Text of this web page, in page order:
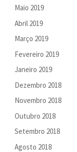
Maio 2019
Abril 2019
Março 2019
Fevereiro 2019
Janeiro 2019
Dezembro 2018
Novembro 2018
Outubro 2018
Setembro 2018
Agosto 2018